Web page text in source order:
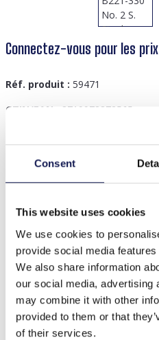
Consent
This website uses cookies
We use cookies to
provide social media
We also share information
our social media, advertising
may combine it with other
provided to them or that
of their services.
Connectez-vous pour les prix
Réf. produit : 59471
GTIN/EAN :
8719978872565
Description
D'autres ont acheté aussi